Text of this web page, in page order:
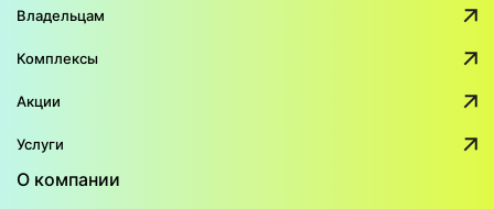
Владельцам
Комплексы
Акции
Услуги
О компании